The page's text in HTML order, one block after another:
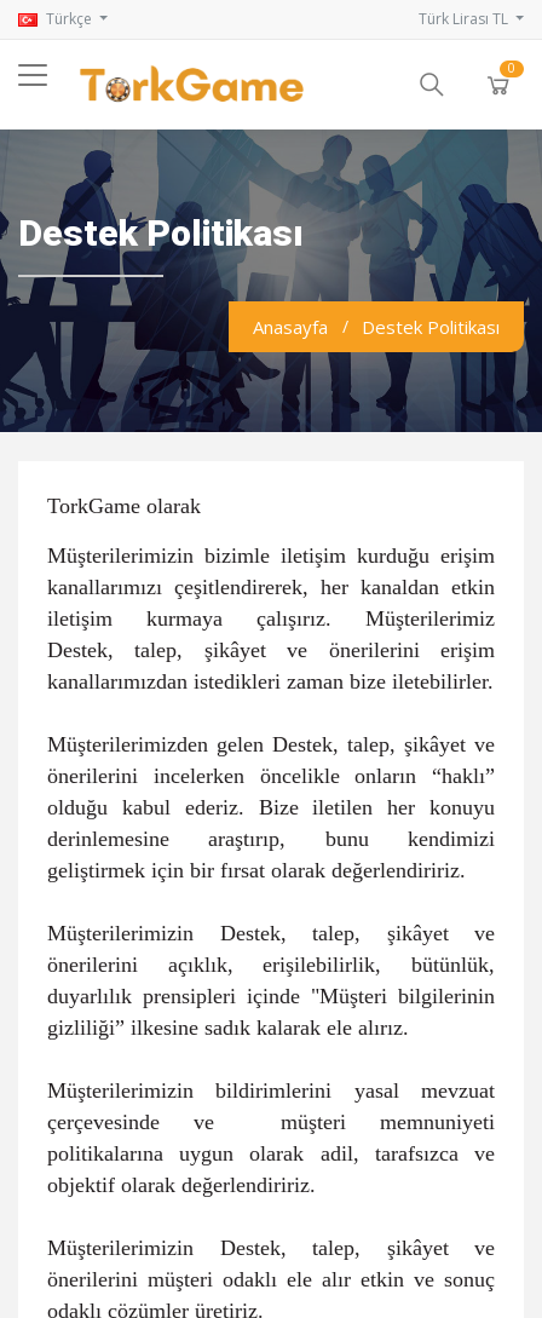
Türkçe Türk Lirası TL
0
Destek Politikası
Anasayfa Destek Politikası
TorkGame olarak
Müşterilerimizin bizimle iletişim kurduğu erişim
kanallarımızı çeşitlendirerek, her kanaldan etkin
iletişim kurmaya çalışırız. Müşterilerimiz
Destek, talep, şikâyet ve önerilerini erişim
kanallarımızdan istedikleri zaman bize iletebilirler.
Müşterilerimizden gelen Destek, talep, şikâyet ve
önerilerini incelerken öncelikle onların “haklı”
olduğu kabul ederiz. Bize iletilen her konuyu
derinlemesine araştırıp, bunu kendimizi
geliştirmek için bir fırsat olarak değerlendiririz.
Müşterilerimizin Destek, talep, şikâyet ve
önerilerini açıklık, erişilebilirlik, bütünlük,
duyarlılık prensipleri içinde "Müşteri bilgilerinin
gizliliği” ilkesine sadık kalarak ele alırız.
Müşterilerimizin bildirimlerini yasal mevzuat
çerçevesinde ve müşteri memnuniyeti
politikalarına uygun olarak adil, tarafsızca ve
objektif olarak değerlendiririz.
Müşterilerimizin Destek, talep, şikâyet ve
önerilerini müşteri odaklı ele alır etkin ve sonuç
odaklı çözümler üretiriz.